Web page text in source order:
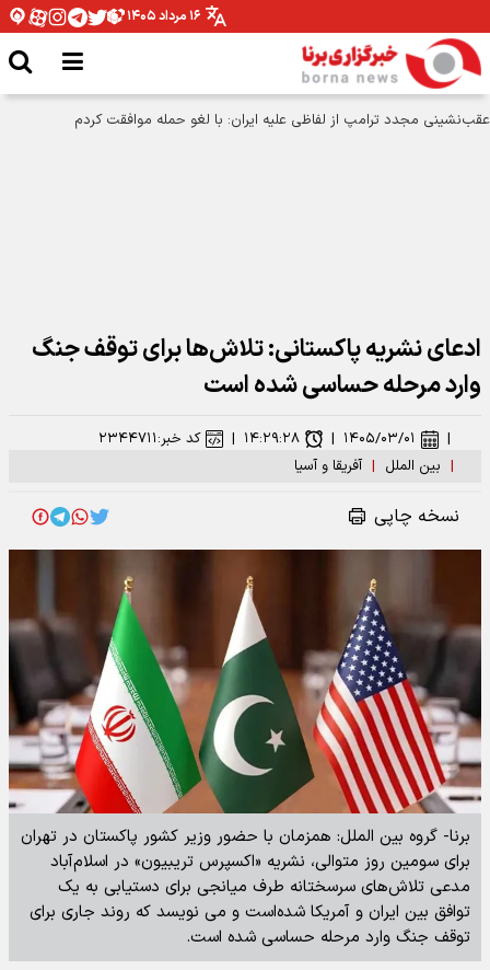
۱۶ مرداد ۱۴۰۵
حملات آمریکا و عربستان به عراق؛ انفجار در پایگاه‌های حشدالشعبی در کربلا، بصره و
ادعای نشریه پاکستانی: تلاش‌ها برای توقف جنگ
وارد مرحله حساسی شده است
| بین الملل | آفریقا و آسیا
| ۱۴۰۵/۰۳/۰۱ | ۱۴:۲۹:۲۸ | کد خبر:۲۳۴۴۷۱۱
نسخه چاپی
برنا- گروه بین الملل: همزمان با حضور وزیر کشور پاکستان در تهران
برای سومین روز متوالی، نشریه «اکسپرس تریبیون» در اسلام‌آباد
مدعی تلاش‌های سرسختانه طرف میانجی برای دستیابی به یک
توافق بین ایران و آمریکا شده‌است و می نویسد که روند جاری برای
توقف جنگ وارد مرحله حساسی شده است.